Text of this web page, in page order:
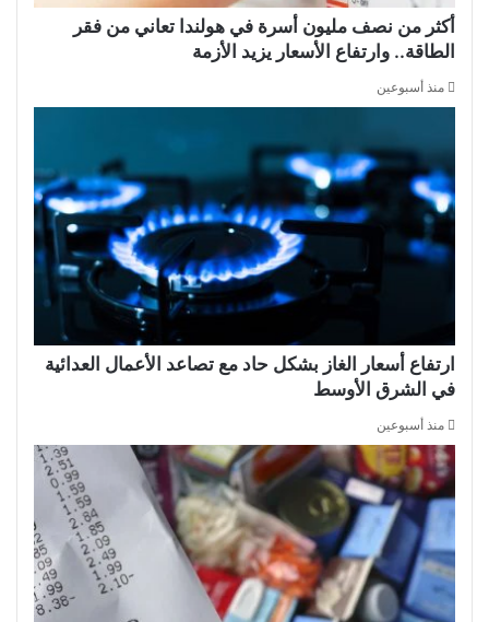
أكثر من نصف مليون أسرة في هولندا تعاني من فقر
الطاقة.. وارتفاع الأسعار يزيد الأزمة
منذ أسبوعين
ارتفاع أسعار الغاز بشكل حاد مع تصاعد الأعمال العدائية
في الشرق الأوسط
منذ أسبوعين